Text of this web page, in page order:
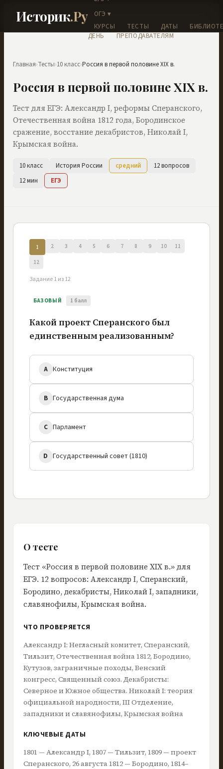
Историк.Ру
ОГЭ ▾
КУРСЫ
ТЕСТЫ ДАТЫ
ДЕНЬ
ПРЕПОДАВАТЕЛЯМ
Главная›Тесты›10 класс›Россия в первой половине XIX в.
Россия в первой половине XIX в.
Тест для ЕГЭ: Александр I, реформы Сперанского,
Отечественная война 1812 года, Бородинское
сражение, восстание декабристов, Николай I,
Крымская война.
10 класс История России средний 12вопросов
12мин ЕГЭ
1 2 3 4 5 6 7 8 9 10 11
12
Задание1из12
БАЗОВЫЙ 1 балл
Какой проект Сперанского был
единственным реализованным?
A Конституция
B Государственная дума
C Парламент
D Государственный совет (1810)
О тесте
Тест «Россия в первой половине XIX в.» для
ЕГЭ. 12 вопросов: Александр I, Сперанский,
Бородино, декабристы, Николай I, западники,
славянофилы, Крымская война.
ЧТО ПРОВЕРЯЕТСЯ
Александр I: Негласный комитет, Сперанский,
Тильзит, Отечественная война 1812, Бородино,
Кутузов, заграничные походы, Венский
конгресс, Священный союз. Декабристы:
Северное и Южное общества. Николай I: теория
официальной народности, III Отделение,
западники и славянофилы, Крымская война
КЛЮЧЕВЫЕ ДАТЫ
1801 — Александр I, 1807 — Тильзит, 1809 — проект
Сперанского, 26 августа 1812 — Бородино, 1814–